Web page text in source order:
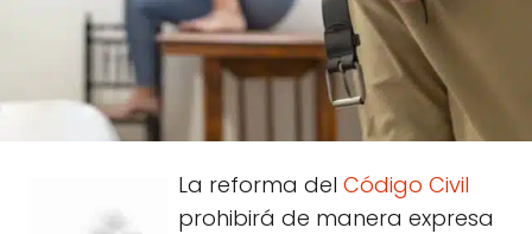
La reforma del Código Civil
prohibirá de manera expresa